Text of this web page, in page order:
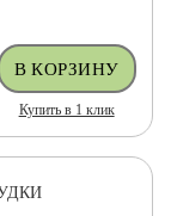
Купить в 1 клик